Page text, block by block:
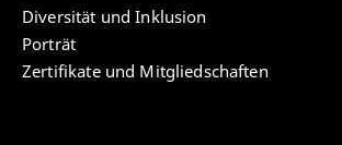
Diversität und Inklusion
Porträt
Zertifikate und Mitgliedschaften